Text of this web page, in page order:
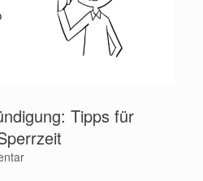
Tipps für